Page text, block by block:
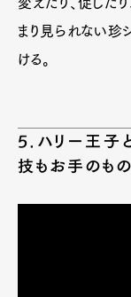
まり見られない珍
ける。
5.ハリー王子
技もお手のもの